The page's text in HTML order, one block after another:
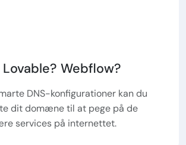
Webflow?
DNS-konfigurationer kan du
dit domæne til at pege på de
services på internettet.